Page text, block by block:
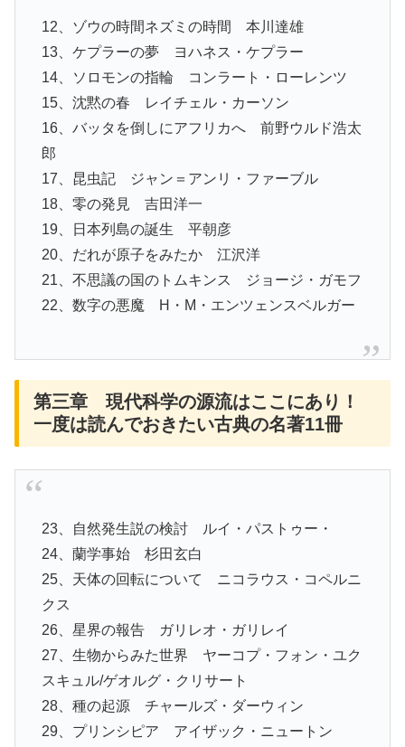
12、ゾウの時間ネズミの時間 本川達雄
13、ケプラーの夢 ヨハネス・ケプラー
14、ソロモンの指輪 コンラート・ローレンツ
15、沈黙の春 レイチェル・カーソン
16、バッタを倒しにアフリカへ 前野ウルド浩太
郎
17、昆虫記 ジャン＝アンリ・ファーブル
18、零の発見 吉田洋一
19、日本列島の誕生 平朝彦
20、だれが原子をみたか 江沢洋
21、不思議の国のトムキンス ジョージ・ガモフ
22、数字の悪魔 H・M・エンツェンスベルガー
第三章 現代科学の源流はここにあり！
一度は読んでおきたい古典の名著11冊
23、自然発生説の検討 ルイ・パストゥー・
24、蘭学事始 杉田玄白
25、天体の回転について ニコラウス・コペルニ
クス
26、星界の報告 ガリレオ・ガリレイ
27、生物からみた世界 ヤーコプ・フォン・ユク
スキュル/ゲオルグ・クリサート
28、種の起源 チャールズ・ダーウィン
29、プリンシピア アイザック・ニュートン